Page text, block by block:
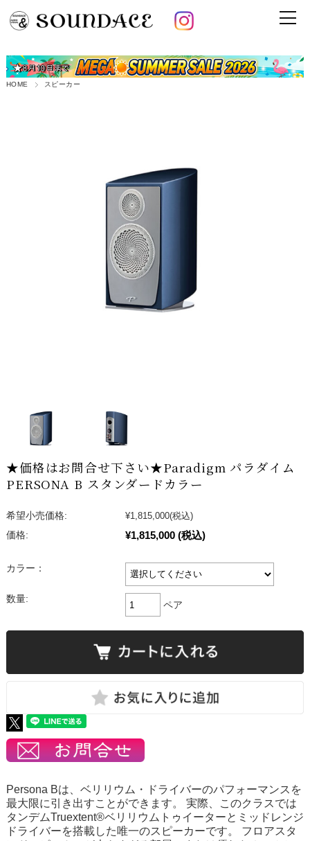
HOME スピーカー
★価格はお問合せ下さい★Paradigm パラダイム
PERSONA B スタンダードカラー
希望小売価格: ¥1,815,000(税込)
価格:
¥1,815,000 (税込)
カラー：
数量:
ペア
Persona Bは、ベリリウム・ドライバーのパフォーマンスを
最大限に引き出すことができます。 実際、このクラスでは
タンデムTruextent®ベリリウムトゥイーターとミッドレンジ
ドライバーを搭載した唯一のスピーカーです。 フロアスタ